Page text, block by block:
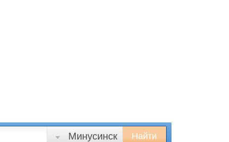
Найти
Минусинск